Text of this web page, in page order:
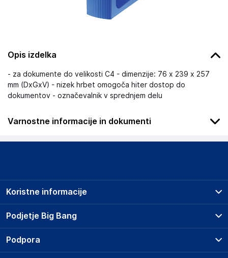
Opis izdelka
- za dokumente do velikosti C4 - dimenzije: 76 x 239 x 257
mm (DxGxV) - nizek hrbet omogoča hiter dostop do
dokumentov - označevalnik v sprednjem delu
Varnostne informacije in dokumenti
Podatki o proizvajalcu
DURABLE Hunke &amp; Jochheim GmbH &amp; Co. KG
DE
Podjetje Big Bang
O podjetju
Koristne informacije
Prodajna mesta
Storitve
Dostava, vnos in odvoz
Podpora